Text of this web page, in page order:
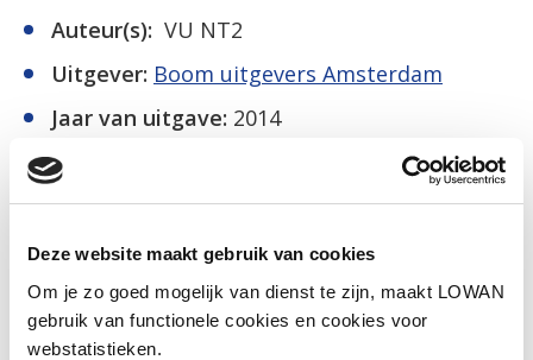
Deze website maakt gebruik van cookies
Om je zo goed mogelijk van dienst te zijn, maakt LOWAN
gebruik van functionele cookies en cookies voor
webstatistieken.
Auteur(s): VU NT2
Uitgever: Boom uitgevers Amsterdam
Jaar van uitgave: 2014
ISBN:
Naar het lesmateriaal
Social media